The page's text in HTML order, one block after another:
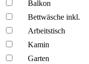
Balkon
Bettwäsche inkl.
Arbeitstisch
Kamin
Garten